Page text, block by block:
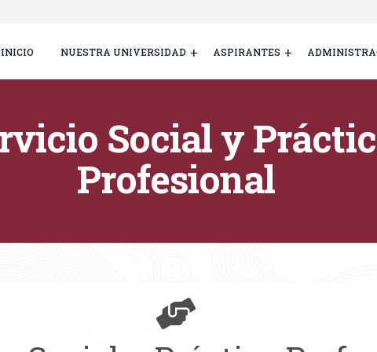
INICIO NUESTRA UNIVERSIDAD ASPIRANTES
Social y
Profesional